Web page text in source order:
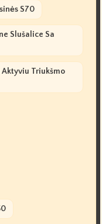
S70
Slušalice Sa
Aktyviu Triukšmo